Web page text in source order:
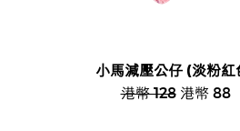
小馬減壓公仔 (淡粉紅
港幣 128港幣 88